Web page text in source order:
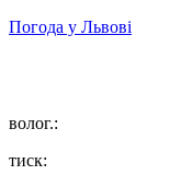
Погода у Львові
волог.:
тиск: